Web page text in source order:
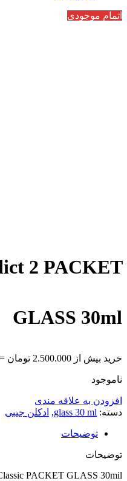
اتمام موجودی
2 PACKET
GLASS 30ml
خرید بیش از 2.500.000 تومان = ارسال رایگان
ناموجود
افزودن به علاقه مندی
دسته: glass 30 ml
, ادکلن جیبی
توضیحات
توضیحات
PACKET GLASS 30mil